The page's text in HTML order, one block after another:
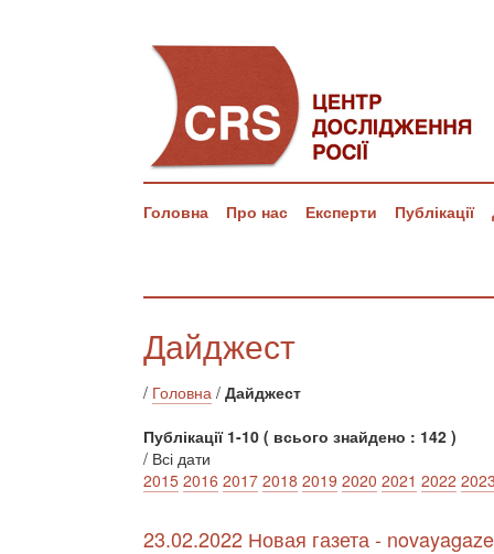
Головна Про нас Експерти Публікації
Дайджест
/ Головна / Дайджест
Публікації 1-10 ( всього знайдено : 142 )
/ Всі дати
2015 2016 2017 2018 2019 2020 2021 2022
23.02.2022 Новая газета -